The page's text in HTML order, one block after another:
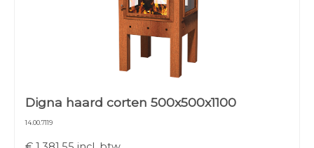
Digna haard corten 500x500x1100
14.00.7119